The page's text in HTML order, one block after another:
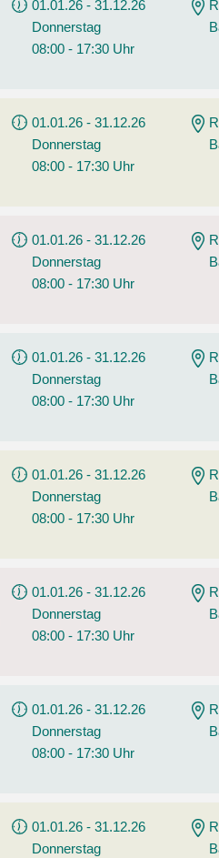
01.01.26 - 31.12.26
Donnerstag
08:00 - 17:30 Uhr
01.01.26 - 31.12.26
Donnerstag
08:00 - 17:30 Uhr
01.01.26 - 31.12.26
Donnerstag
08:00 - 17:30 Uhr
01.01.26 - 31.12.26
Donnerstag
08:00 - 17:30 Uhr
01.01.26 - 31.12.26
Donnerstag
08:00 - 17:30 Uhr
01.01.26 - 31.12.26
Donnerstag
08:00 - 17:30 Uhr
01.01.26 - 31.12.26
Donnerstag
08:00 - 17:30 Uhr
01.01.26 - 31.12.26
Donnerstag